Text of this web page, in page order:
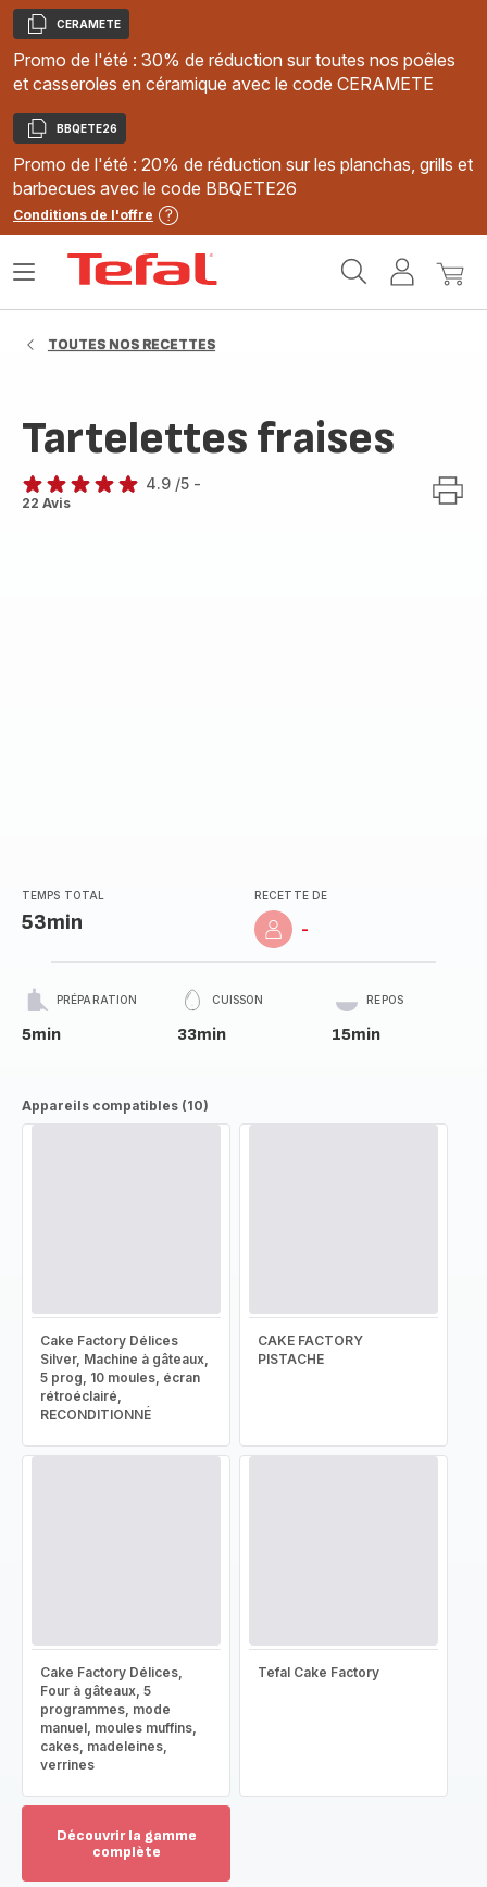
Copier
CERAMETE
Promo de l'été : 30% de réduction sur toutes nos poêles
et casseroles en céramique avec le code CERAMETE
Copier
BBQETE26
Promo de l'été : 20% de réduction sur les planchas, grills et
barbecues avec le code BBQETE26
Conditions de l'offre
MonMon
Ouvrir
TOUTES NOS RECETTES
Tartelettes fraises
ratings.4.9
4.9 /5 -
22 Avis
TEMPS TOTAL
53min
RECETTE DE
-
PRÉPARATION
5min
CUISSON
33min
REPOS
15min
Appareils compatibles (10)
Cake Factory Délices
Silver, Machine à gâteaux,
5 prog, 10 moules, écran
rétroéclairé,
RECONDITIONNÉ
CAKE FACTORY
PISTACHE
Cake Factory Délices,
Four à gâteaux, 5
programmes, mode
manuel, moules muffins,
cakes, madeleines,
verrines
Tefal Cake Factory
Découvrir la gamme
complète